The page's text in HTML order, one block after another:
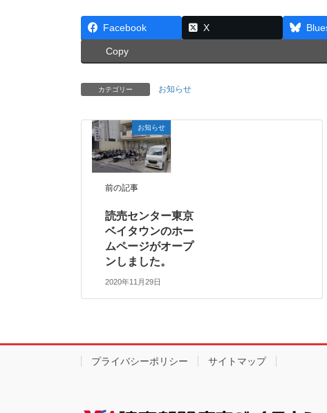
Facebook X
Copy
カテゴリー お知らせ
お知らせ
前の記事
読売センター東京
ベイタウンのホー
ムページがオープ
ンしました。
2020年11月29日
プライバシーポリシー サイトマップ